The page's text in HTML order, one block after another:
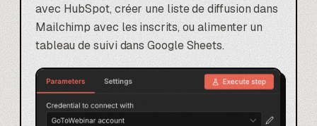
avecHubSpot, créer une liste de diffusion dans
Mailchimp avec les inscrits, ou alimenter un
tableau de suivi dansGoogle Sheets.